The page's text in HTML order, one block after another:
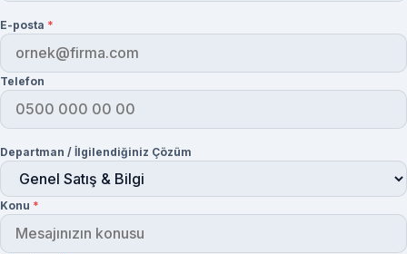
E-posta *
Telefon
Departman / İlgilendiğiniz Çözüm
Konu *